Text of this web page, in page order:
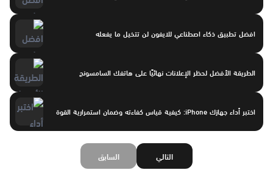
افضل تطبيق ذكاء اصطناعي للايفون لن تتخيل ما يفعله
الطريقة الأفضل لحظر الإعلانات نهائيًا على هاتفك السامسونج
اختبر أداء جهازك iPhone: كيفية قياس كفاءته وضمان استمرارية القوة
السابق التالي